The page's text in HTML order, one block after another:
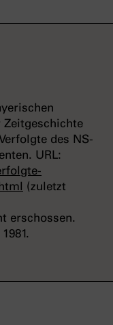
des NS-
URL:
(zuletzt
erschossen.